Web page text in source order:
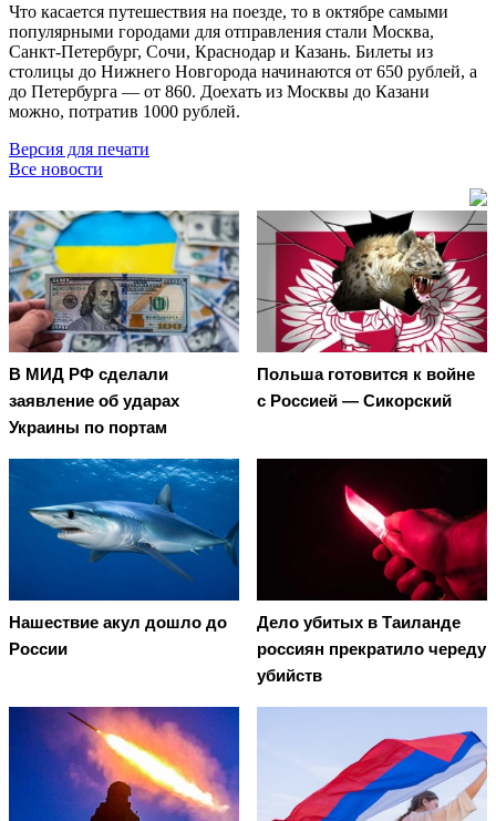
Что касается путешествия на поезде, то в октябре самыми
популярными городами для отправления стали Москва,
Санкт-Петербург, Сочи, Краснодар и Казань. Билеты из
столицы до Нижнего Новгорода начинаются от 650 рублей, а
до Петербурга — от 860. Доехать из Москвы до Казани
можно, потратив 1000 рублей.
Версия для печати
Все новости
В МИД РФ сделали
заявление об ударах
Украины по портам
Польша готовится к войне
с Россией — Сикорский
Нашествие акул дошло до
России
Дело убитых в Таиланде
россиян прекратило череду
убийств